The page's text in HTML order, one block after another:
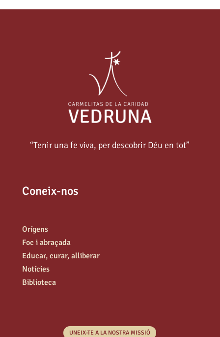
“Tenir una fe viva, per descobrir Déu en tot”
Coneix-nos
Orígens
Foc i abraçada
Educar, curar, alliberar
Notícies
Biblioteca
UNEIX-TE A LA NOSTRA MISSIÓ